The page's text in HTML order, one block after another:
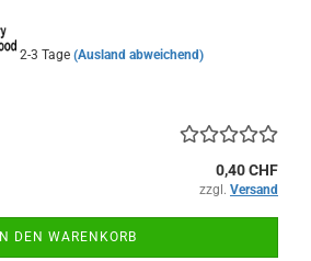
2-3 Tage (Ausland abweichend)
0,40 CHF
zzgl. Versand
IN DEN WARENKORB